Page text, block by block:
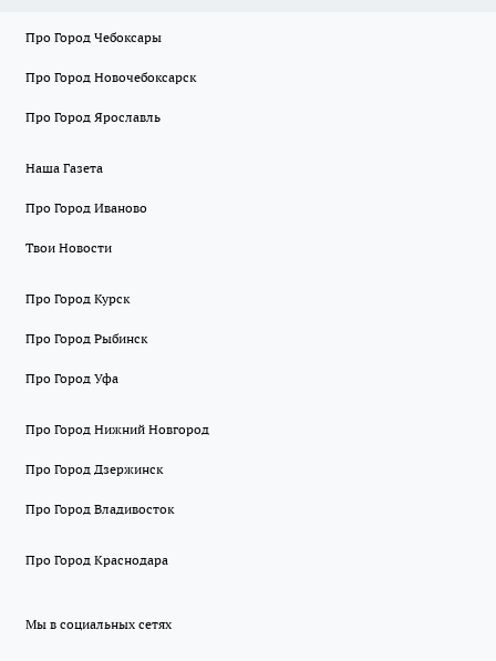
Про Город Чебоксары
Про Город Новочебоксарск
Про Город Ярославль
Наша Газета
Про Город Иваново
Твои Новости
Про Город Курск
Про Город Рыбинск
Про Город Уфа
Про Город Нижний Новгород
Про Город Дзержинск
Про Город Владивосток
Про Город Краснодара
Мы в социальных сетях